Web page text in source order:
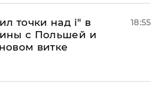
точки над і" в
с Польшей и
витке
18:55